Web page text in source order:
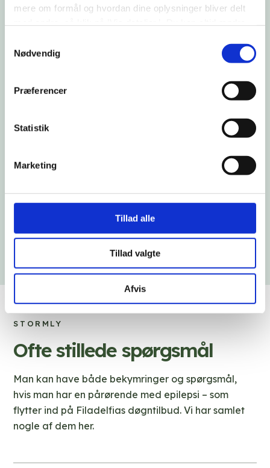
mere om formål og hvordan dine oplysninger bliver delt
i nederste venstre hjørne på websitet.
Nødvendig
Præferencer
Statistik
Marketing
Tillad alle
Tillad valgte
Afvis
STORMLY
Ofte stillede spørgsmål
Man kan have både bekymringer og spørgsmål,
hvis man har en pårørende med epilepsi – som
flytter ind på Filadelfias døgntilbud. Vi har samlet
nogle af dem her.